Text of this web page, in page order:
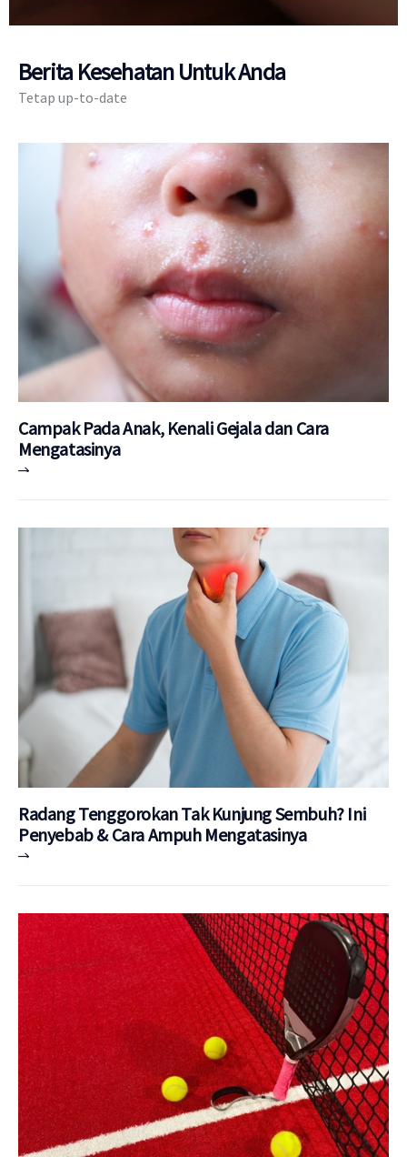
Berita Kesehatan Untuk Anda
Tetap up-to-date
Campak Pada Anak, Kenali Gejala dan Cara
Mengatasinya
Radang Tenggorokan Tak Kunjung Sembuh? Ini
Penyebab & Cara Ampuh Mengatasinya